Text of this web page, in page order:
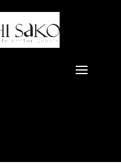
seu